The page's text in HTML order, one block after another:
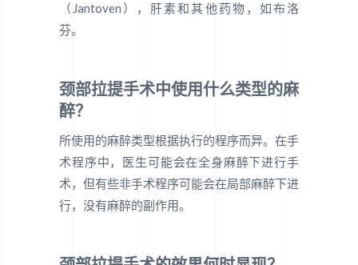
（Jantoven），肝素和其他药物，如布洛
芬。
颈部拉提手术中使用什么类型的麻
醉？
所使用的麻醉类型根据执行的程序而异。在手
术程序中，医生可能会在全身麻醉下进行手
术，但有些非手术程序可能会在局部麻醉下进
行，没有麻醉的副作用。